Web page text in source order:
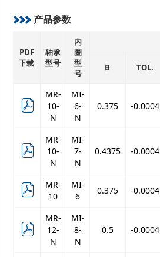
产品参数
PDF
下载
轴承
型号
内
圈
型
号
B TOL.
MR-
10-
N
MI-
6-
N
0.375 -0.0004
MR-
10-
N
MI-
7-
N
0.4375 -0.0004
MR-
10
MI-
6
0.375 -0.0004
MR-
12-
N
MI-
8-
N
0.5 -0.0004